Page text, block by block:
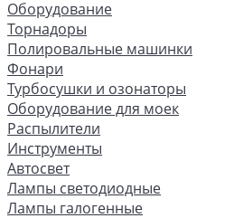
Оборудование
Торнадоры
Полировальные машинки
Фонари
Турбосушки и озонаторы
Оборудование для моек
Распылители
Инструменты
Автосвет
Лампы светодиодные
Лампы галогенные